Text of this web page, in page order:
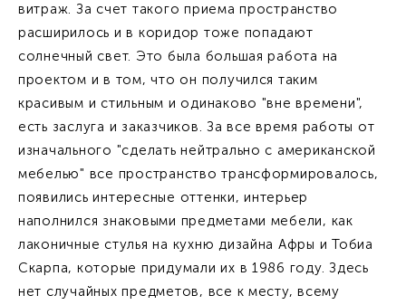
витраж. За счет такого приема пространство
расширилось и в коридор тоже попадают
солнечный свет. Это была большая работа на
проектом и в том, что он получился таким
красивым и стильным и одинаково "вне времени",
есть заслуга и заказчиков. За все время работы от
изначального "сделать нейтрально с американской
мебелью" все пространство трансформировалось,
появились интересные оттенки, интерьер
наполнился знаковыми предметами мебели, как
лаконичные стулья на кухню дизайна Афры и Тобиа
Скарпа, которые придумали их в 1986 году. Здесь
нет случайных предметов, все к месту, всему